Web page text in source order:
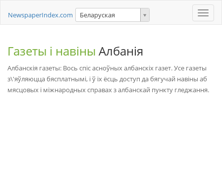
Toggle
NewspaperIndex.com Беларуская
Газеты і навіны Албанія
Албанскія газеты: Вось спіс асноўных албанскіх газет. Усе газеты
з\'яўляюцца бясплатнымі, і ў іх ёсць доступ да бягучай навіны аб
мясцовых і міжнародных справах з албанскай пункту гледжання.